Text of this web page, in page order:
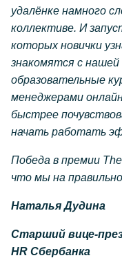
удалёнке намного
коллективе. И
которых новички
знакомятся с
образовательные
менеджерами
быстрее
начать работать
Победа в премии
что мы на
Наталья Дудина
Старший вице-
HR Сбербанка